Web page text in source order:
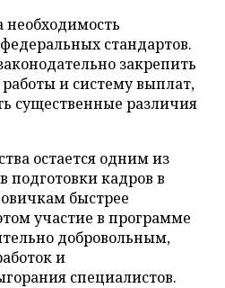
стандартов.
закрепить
и систему выплат,
существенные различия
остается одним из
подготовки кадров в
быстрее
участие в программе
добровольным,
и
специалистов.